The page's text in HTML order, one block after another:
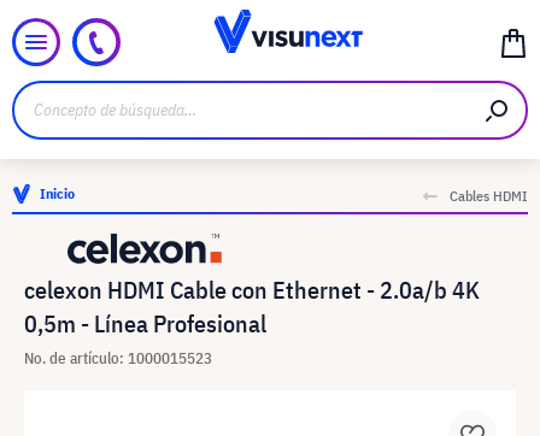
Inicio Cables HDMI
celexon HDMI Cable con Ethernet - 2.0a/b 4K
0,5m - Línea Profesional
No. de artículo: 1000015523